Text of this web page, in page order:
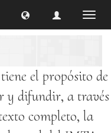
el propósito de
y difundir, a través
completo, la